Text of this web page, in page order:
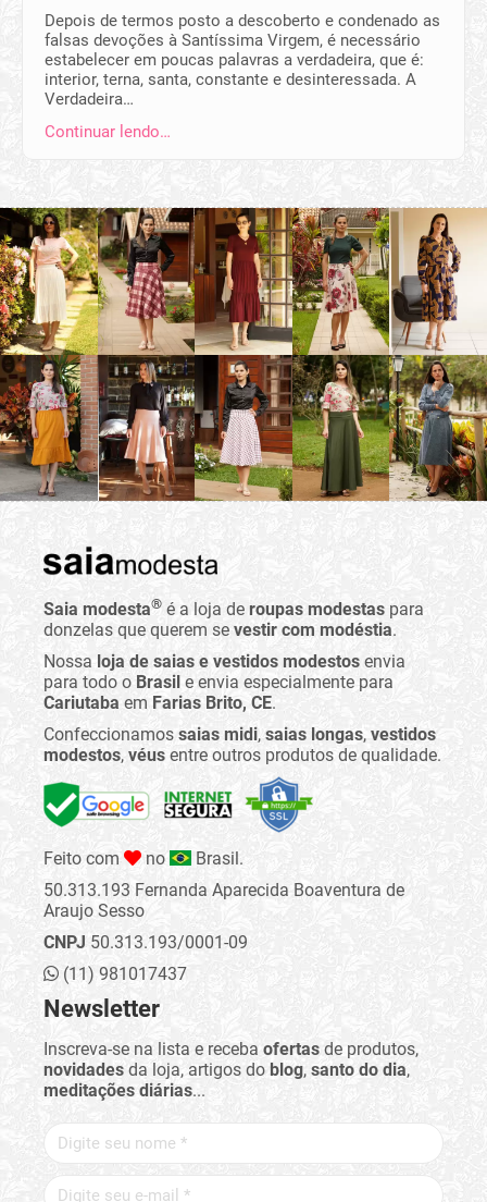
Depois de termos posto a descoberto e condenado as
falsas devoções à Santíssima Virgem, é necessário
estabelecer em poucas palavras a verdadeira, que é:
interior, terna, santa, constante e desinteressada. A
Verdadeira…
Continuar lendo…
Saia modesta® é a loja de roupas modestas para
donzelas que querem se vestir com modéstia.
Nossa loja de saias e vestidos modestos envia
para todo o Brasil e envia especialmente para
Cariutaba em Farias Brito, CE.
Confeccionamos saias midi, saias longas, vestidos
modestos, véus entre outros produtos de qualidade.
Feito com no
Brasil.
50.313.193 Fernanda Aparecida Boaventura de
Araujo Sesso
CNPJ 50.313.193/0001-09
(11) 981017437
Newsletter
Inscreva-se na lista e receba ofertas de produtos,
novidades da loja, artigos do blog, santo do dia,
meditações diárias...